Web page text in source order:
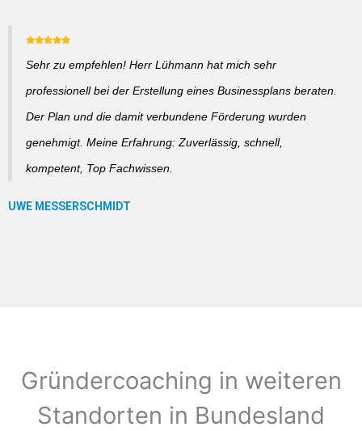
Sehr zu empfehlen! Herr Lühmann hat mich sehr
professionell bei der Erstellung eines Businessplans beraten.
Der Plan und die damit verbundene Förderung wurden
genehmigt. Meine Erfahrung: Zuverlässig, schnell,
kompetent, Top Fachwissen.
Gründercoaching in weiteren
Standorten in Bundesland